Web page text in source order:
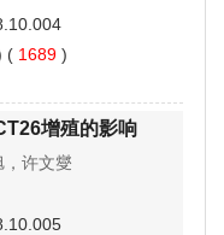
( 1689 )
增殖的影响
许文燮